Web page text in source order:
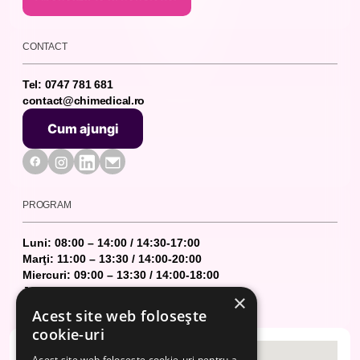
Abonează-te la newsletter
CONTACT
Tel: 0747 781 681
contact@chimedical.ro
Cum ajungi
Cum ajungi
PROGRAM
Luni: 08:00 – 14:00 / 14:30-17:00
Marţi: 11:00 – 13:30 / 14:00-20:00
Miercuri: 09:00 – 13:30 / 14:00-18:00
Joi: 09:00 – 14:00 / 14:30-18:00
Vineri: 08:00 – 14:00 / 14:30-17:00
×
Acest site web folosește
cookie-uri